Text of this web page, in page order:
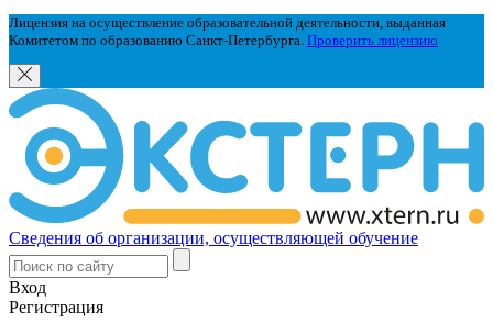
Лицензия на осуществление образовательной деятельности, выданная
Комитетом по образованию Санкт-Петербурга. Проверить лицензию
Сведения об организации, осуществляющей обучение
Вход
Регистрация